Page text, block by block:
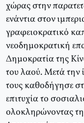
χώρας στην
ενάντια στον
γραφειοκρατικό
νεοδημοκρατική
Δημοκρατία της
του λαού. Μετά την
τους καθοδήγησε
επιτυχία το
ολοκληρώνοντας